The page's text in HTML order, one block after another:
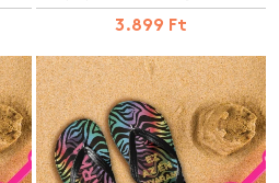
3.899 Ft